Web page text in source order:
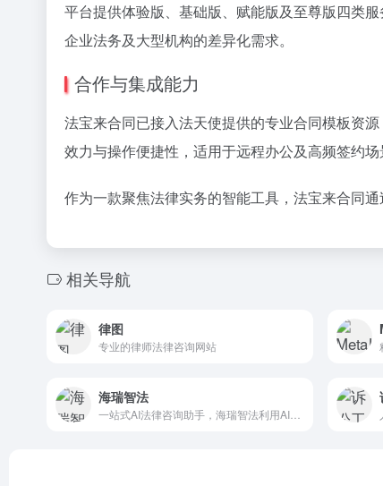
平台提供体验版、基础版、赋能版及至尊版四类
企业法务及大型机构的差异化需求。
合作与集成能力
法宝来合同已接入法天使提供的专业合同模板资
效力与操作便捷性，适用于远程办公及高频签约场
作为一款聚焦法律实务的智能工具，法宝来合同
相关导航
律图
专业的律师法律咨询网站
海瑞智法